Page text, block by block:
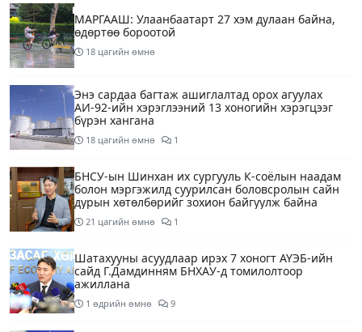
МАРГААШ: Улаанбаатарт 27 хэм дулаан байна,
өдөртөө бороотой
18 цагийн өмнө
Энэ сардаа багтаж ашиглалтад орох агуулах
АИ-92-ийн хэрэглээний 13 хоногийн хэрэгцээг
бүрэн хангана
18 цагийн өмнө 1
БНСУ-ын Шинхан их сургууль К-соёлын наадам
болон мэргэжилд суурилсан боловсролын сайн
дурын хөтөлбөрийг зохион байгуулж байна
21 цагийн өмнө 1
Шатахууны асуудлаар ирэх 7 хоногт АҮЭБ-ийн
сайд Г.Дамдинням БНХАУ-д томилолтоор
ажиллана
1 өдрийн өмнө 9